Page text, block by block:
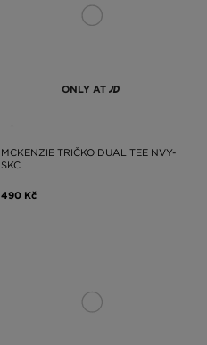
ONLY AT
MCKENZIE TRIČKO DUAL TEE NVY-
SKC
490 Kč